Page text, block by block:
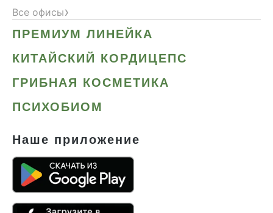
Все офисы›
ПРЕМИУМ ЛИНЕЙКА
КИТАЙСКИЙ КОРДИЦЕПС
ГРИБНАЯ КОСМЕТИКА
ПСИХОБИОМ
Наше приложение